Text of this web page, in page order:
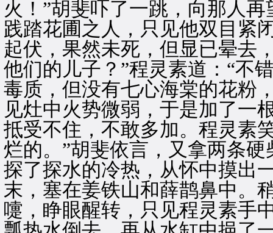
火！”胡斐吓了一跳，向那人
践踏花圃之人，只见他双目紧
起伏，果然未死，但显已晕去
他们的儿子？”程灵素道：“不
毒质，但没有七心海棠的花粉
见灶中火势微弱，于是加了一
抵受不住，不敢多加。程灵素
烂的。”胡斐依言，又拿两条
探了探水的冷热，从怀中摸出
末，塞在姜铁山和薛鹊鼻中。
嚏，睁眼醒转，只见程灵素手